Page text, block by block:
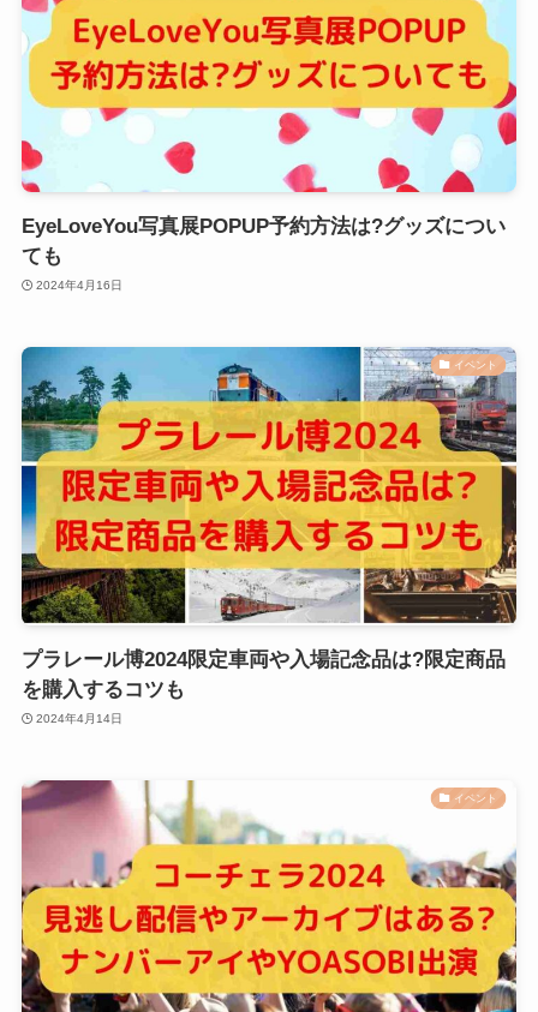
EyeLoveYou写真展POPUP予約方法は?グッズについ
ても
2024年4月16日
イベント
プラレール博2024限定車両や入場記念品は?限定商品
を購入するコツも
2024年4月14日
イベント